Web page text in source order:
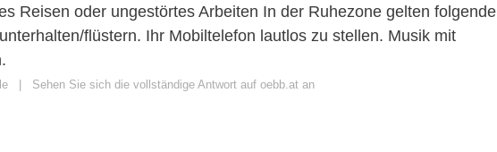
Reisen oder ungestörtes Arbeiten In der Ruhezone gelten folgende
flüstern. Ihr Mobiltelefon lautlos zu stellen. Musik mit
Sehen Sie sich die vollständige Antwort auf oebb.at an